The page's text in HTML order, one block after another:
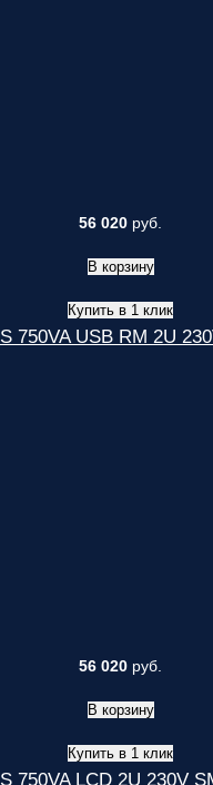
56 020 руб.
В корзину
Купить в 1 клик
750VA USB RM 2U
56 020 руб.
В корзину
Купить в 1 клик
750VA LCD 2U 230V